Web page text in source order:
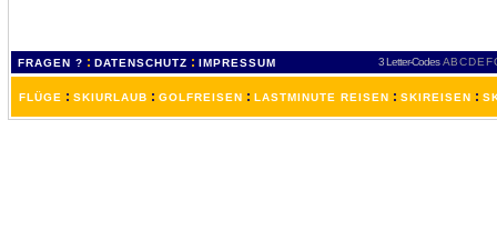
FRAGEN ? : DATENSCHUTZ : IMPRESSUM 3 Letter-Codes ABCDEF
FLÜGE : SKIURLAUB : GOLFREISEN : LASTMINUTE REISEN : SKIREISEN :